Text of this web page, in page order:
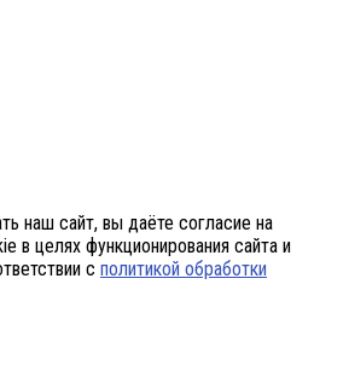
наш сайт, вы даёте согласие на
в целях функционирования сайта и
с политикой обработки